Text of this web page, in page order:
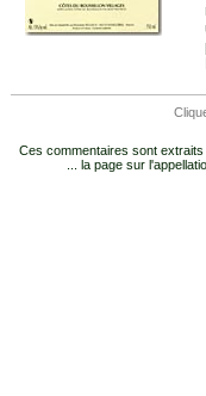
Ces commentaires sont extraits
... la page sur